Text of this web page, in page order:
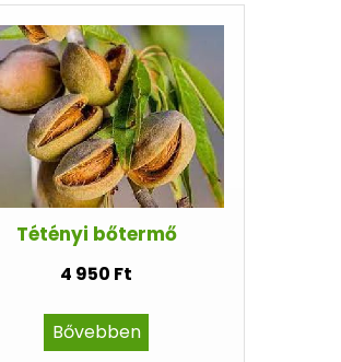
Tétényi bőtermő
4 950 Ft
Bővebben